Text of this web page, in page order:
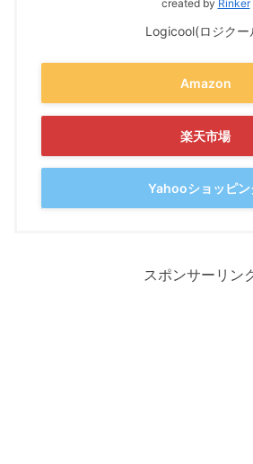
created by Rinker
Logicool(ロジクー
Amazon
楽天市場
Yahooショッピン
スポンサーリン